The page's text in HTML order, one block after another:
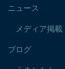
ニュース
メディア掲載
ブログ